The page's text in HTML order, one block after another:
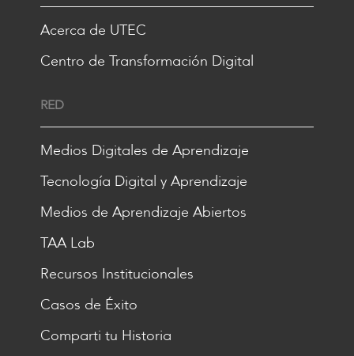
Acerca de UTEC
Centro de Transformación Digital
RED
Medios Digitales de Aprendizaje
Tecnología Digital y Aprendizaje
Medios de Aprendizaje Abiertos
TAA Lab
Recursos Institucionales
Casos de Éxito
Comparti tu Historia